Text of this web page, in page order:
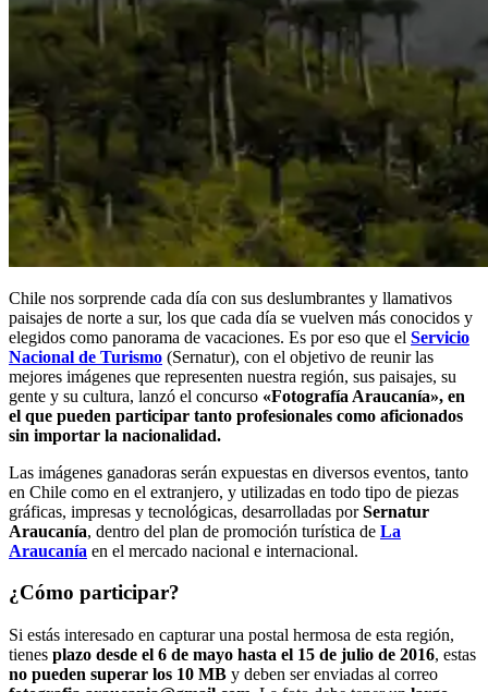
Chile nos sorprende cada día con sus deslumbrantes y llamativos
paisajes de norte a sur, los que cada día se vuelven más conocidos y
elegidos como panorama de vacaciones. Es por eso que el Servicio
Nacional de Turismo (Sernatur), con el objetivo de reunir las
mejores imágenes que representen nuestra región, sus paisajes, su
gente y su cultura, lanzó el concurso «Fotografía Araucanía», en
el que pueden participar tanto profesionales como aficionados
sin importar la nacionalidad.
Las imágenes ganadoras serán expuestas en diversos eventos, tanto
en Chile como en el extranjero, y utilizadas en todo tipo de piezas
gráficas, impresas y tecnológicas, desarrolladas porSernatur
Araucanía, dentro del plan de promoción turística de La
Araucanía en el mercado nacional e internacional.
¿Cómo participar?
Si estás interesado en capturar una postal hermosa de esta región,
tienes plazo desde el 6 de mayo hasta el 15 de julio de 2016, estas
no pueden superar los 10 MB y deben ser enviadas al correo